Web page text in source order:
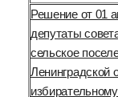
Решение от 01
депутаты
сельское
Ленинградской